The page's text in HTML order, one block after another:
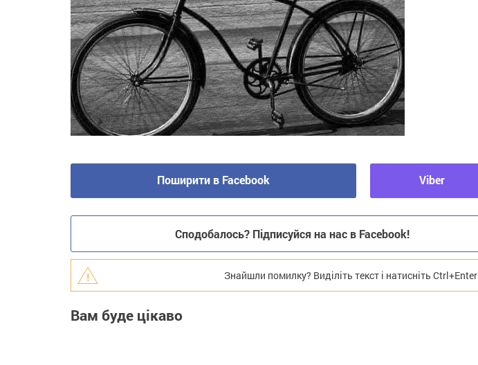
Поширити в Facebook Viber
Сподобалось? Підписуйся на нас в Facebook!
Знайшли помилку? Виділіть текст і натисніть Ctrl+Enter
Вам буде цікаво